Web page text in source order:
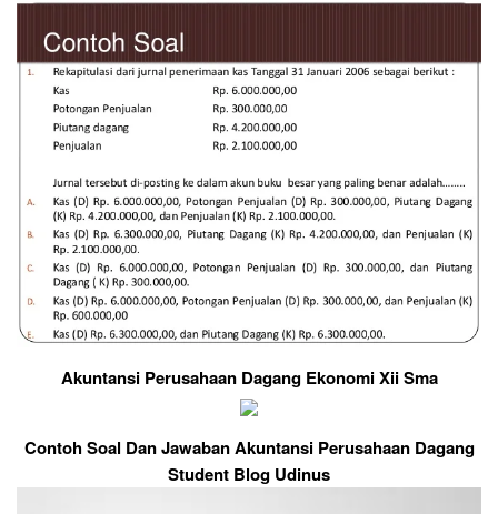
Akuntansi Perusahaan Dagang Ekonomi Xii Sma
Contoh Soal Dan Jawaban Akuntansi Perusahaan Dagang
Student Blog Udinus